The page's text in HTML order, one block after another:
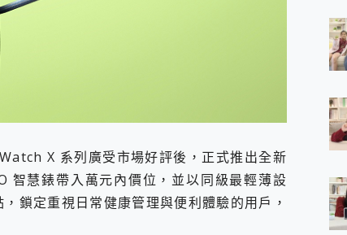
PRO 穿戴式智慧冷暖調溫裝置 開箱 評測
新升級，GO Fest 五折優惠嗨翻天！支援 iOS/Android！
S25 Ultra 誰能滿足全場景拍攝需求？
慧錄音膠囊~ 您的AI 秘書已上線 每月免費送你 300分鐘轉寫
奇雷 AI・Gaming・創作儲存方案登場，趕快來AGI亞奇雷挑
MagReact M5 10000mAh 5合1 磁吸無線急速行動電源 開
動儲能救車電源】 可靠的旅行夥伴！帶給您優異的安全性
MSI微星 Modern MD272UPSW 27型」 4K IPS 輕薄商用
Edition 觸控AI筆電 開箱 評測
色實測，realme 14 5G 遊戲戰鬥值爆表，效能x娛樂全都要
耳機 三個設備充電一起搞定 ONPRO MagReact™ M3 3 in
放式耳掛耳機，無感配戴! 超穩超服貼，音質、通話也很優
潮流攝影棚!
X 系列廣受市場好評後，正式推出全新
智慧錶帶入萬元內價位，並以同級最輕薄設
鎖定重視日常健康管理與便利體驗的用戶，